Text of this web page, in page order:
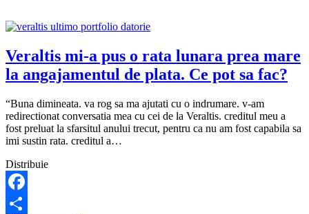
sa
Veraltis mi-a pus o rata lunara prea mare
la angajamentul de plata. Ce pot sa fac?
“Buna dimineata. va rog sa ma ajutati cu o indrumare. v-am
redirectionat conversatia mea cu cei de la Veraltis. creditul meu a
fost preluat la sfarsitul anului trecut, pentru ca nu am fost capabila sa
imi sustin rata. creditul a…
Distribuie
Facebook